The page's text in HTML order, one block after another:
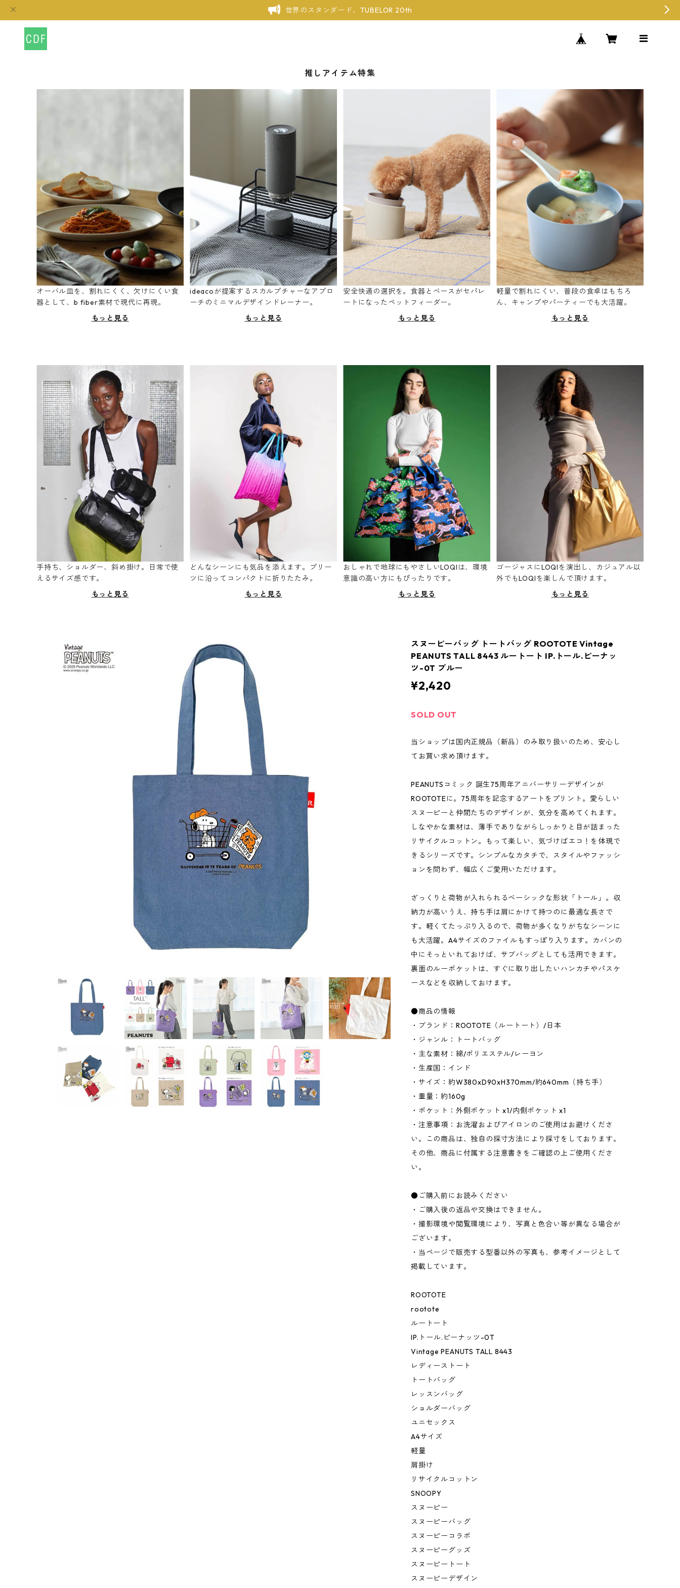
世界のスタンダード、TUBELOR 20th
推しアイテム特集
オーバル皿を、割れにくく、欠けにくい食
器として、b fiber素材で現代に再現。
もっと見る
ideacoが提案するスカルプチャーなアプロ
ーチのミニマルデザインドレーナー。
もっと見る
安全快適の選択を。食器とベースがセパレ
ートになったペットフィーダー。
もっと見る
軽量で割れにくい、普段の食卓はもちろ
ん、キャンプやパーティーでも大活躍。
もっと見る
手持ち、ショルダー、斜め掛け。日常で使
えるサイズ感です。
もっと見る
どんなシーンにも気品を添えます。プリー
ツに沿ってコンパクトに折りたたみ。
もっと見る
おしゃれで地球にもやさしいLOQIは、環境
意識の高い方にもぴったりです。
もっと見る
ゴージャスにLOQIを演出し、カジュアル以
外でもLOQIを楽しんで頂けます。
もっと見る
スヌーピーバッグ トートバッグ ROOTOTE Vintage
PEANUTS TALL 8443 ルートート IP.トール.ピーナッ
ツ-0T ブルー
¥2,420
SOLD OUT
当ショップは国内正規品（新品）のみ取り扱いのため、安心し
てお買い求め頂けます。
PEANUTSコミック 誕生75周年アニバーサリーデザインが
ROOTOTEに。75周年を記念するアートをプリント。愛らしい
スヌーピーと仲間たちのデザインが、気分を高めてくれます。
しなやかな素材は、薄手でありながらしっかりと目が詰まった
リサイクルコットン。もって楽しい、気づけばエコ！を体現で
きるシリーズです。シンプルなカタチで、スタイルやファッシ
ョンを問わず、幅広くご愛用いただけます。
ざっくりと荷物が入れられるベーシックな形状「トール」。収
納力が高いうえ、持ち手は肩にかけて持つのに最適な長さで
す。軽くてたっぷり入るので、荷物が多くなりがちなシーンに
も大活躍。A4サイズのファイルもすっぽり入ります。カバンの
中にそっといれておけば、サブバッグとしても活用できます。
裏面のルーポケットは、すぐに取り出したいハンカチやパスケ
ースなどを収納しておけます。
●商品の情報
・ブランド：ROOTOTE（ルートート）/日本
・ジャンル：トートバッグ
・主な素材：綿/ポリエステル/レーヨン
・生産国：インド
・サイズ：約W380xD90xH370mm/約640mm（持ち手）
・重量：約160g
・ポケット：外側ポケット x1/内側ポケット x1
・注意事項：お洗濯およびアイロンのご使用はお避けくださ
い。この商品は、独自の採寸方法により採寸をしております。
その他、商品に付属する注意書きをご確認の上ご使用くださ
い。
●ご購入前にお読みください
・ご購入後の返品や交換はできません。
・撮影環境や閲覧環境により、写真と色合い等が異なる場合が
ございます。
・当ページで販売する型番以外の写真も、参考イメージとして
掲載しています。
ROOTOTE
rootote
ルートート
IP.トール.ピーナッツ-0T
Vintage PEANUTS TALL 8443
レディーストート
トートバッグ
レッスンバッグ
ショルダーバッグ
ユニセックス
A4サイズ
軽量
肩掛け
リサイクルコットン
SNOOPY
スヌーピー
スヌーピーバッグ
スヌーピーコラボ
スヌーピーグッズ
スヌーピートート
スヌーピーデザイン